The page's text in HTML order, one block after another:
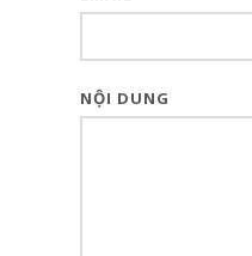
NỘI DUNG